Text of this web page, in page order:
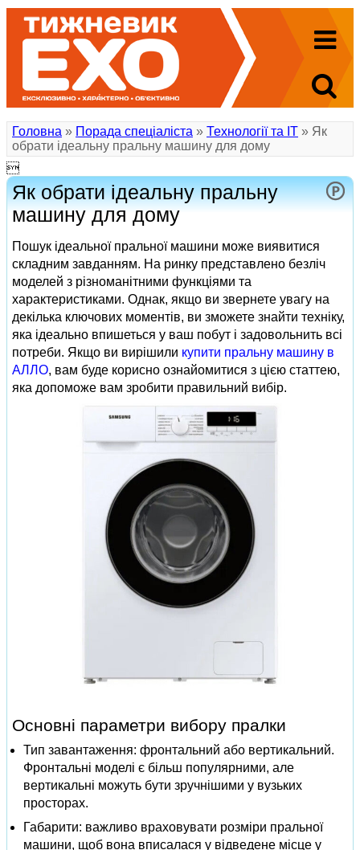
Головна » Порада спеціаліста » Технології та ІТ » Як
обрати ідеальну пральну машину для дому

Як обрати ідеальну пральну
машину для дому
Пошук ідеальної пральної машини може виявитися
складним завданням. На ринку представлено безліч
моделей з різноманітними функціями та
характеристиками. Однак, якщо ви звернете увагу на
декілька ключових моментів, ви зможете знайти техніку,
яка ідеально впишеться у ваш побут і задовольнить всі
потреби. Якщо ви вирішили купити пральну машину в
АЛЛО, вам буде корисно ознайомитися з цією статтею,
яка допоможе вам зробити правильний вибір.
Основні параметри вибору пралки
Тип завантаження: фронтальний або вертикальний.
Фронтальні моделі є більш популярними, але
вертикальні можуть бути зручнішими у вузьких
просторах.
Габарити: важливо враховувати розміри пральної
машини, щоб вона вписалася у відведене місце у